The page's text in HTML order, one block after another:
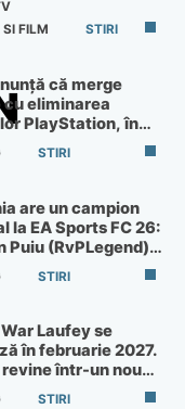
FILM
STIRI
că merge
eliminarea
PlayStation, în
STIRI
are un campion
la EA Sports FC 26:
Puiu (RvPLegend)
turneul de la Paris
STIRI
Laufey se
în februarie 2027.
într-un nou
STIRI